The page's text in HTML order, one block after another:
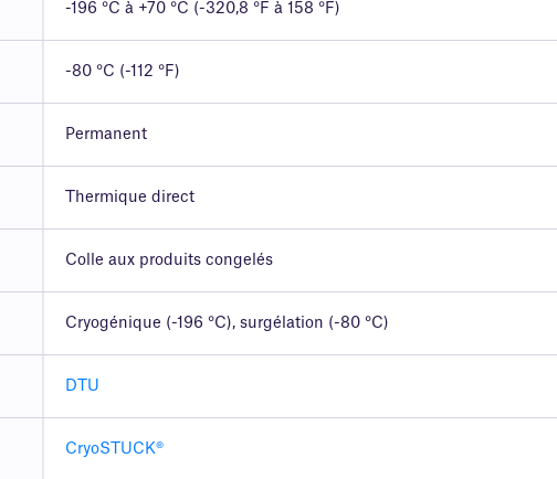
-196 °C à +70 °C (-320,8 °F à 158 °F)
-80 °C (-112 °F)
Permanent
Thermique direct
Colle aux produits congelés
Cryogénique (-196 °C), surgélation (-80 °C)
DTU
CryoSTUCK®